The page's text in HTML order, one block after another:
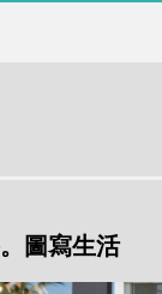
圖寫生活